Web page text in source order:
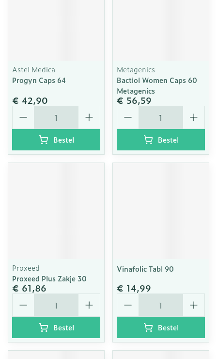
Astel Medica
Progyn Caps 64
€ 42,90
Aantal
Bestel
Metagenics
Bactiol Women Caps 60
Metagenics
€ 56,59
Aantal
Bestel
Proxeed
Proxeed Plus Zakje 30
€ 61,86
Aantal
Bestel
Vinafolic Tabl 90
€ 14,99
Aantal
Bestel